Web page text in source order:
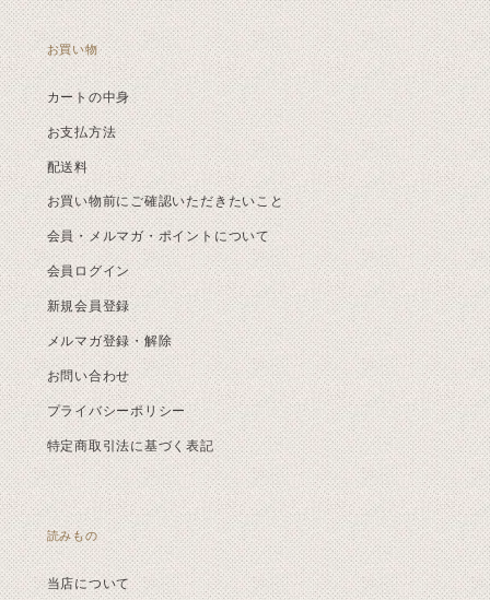
お買い物
カートの中身
お支払方法
配送料
お買い物前にご確認いただきたいこと
会員・メルマガ・ポイントについて
会員ログイン
新規会員登録
メルマガ登録・解除
お問い合わせ
プライバシーポリシー
特定商取引法に基づく表記
読みもの
当店について